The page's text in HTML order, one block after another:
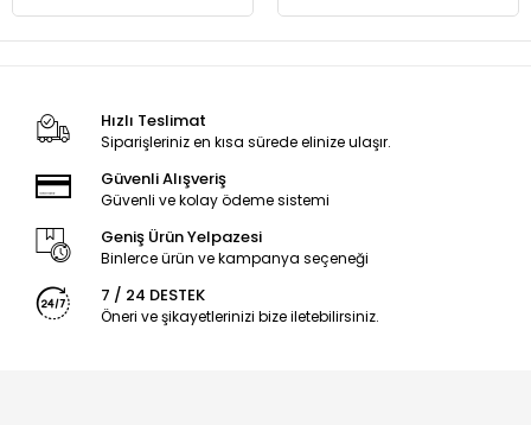
Hızlı Teslimat
Siparişleriniz en kısa sürede elinize ulaşır.
Güvenli Alışveriş
Güvenli ve kolay ödeme sistemi
Geniş Ürün Yelpazesi
Binlerce ürün ve kampanya seçeneği
7 / 24 DESTEK
Öneri ve şikayetlerinizi bize iletebilirsiniz.